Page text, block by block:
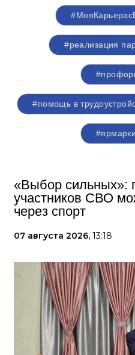
#реализация
#помощь в
«Выбор сильных»:
участников СВО
через спорт
07 августа 2026, 13:18